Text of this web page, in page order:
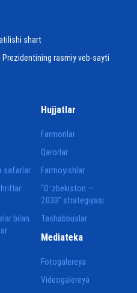
shart
rasmiy veb-sayti
safarlar
bilan
Hujjatlar
Farmonlar
Qarorlar
Farmoyishlar
“Oʻzbekiston —
2030” strategiyasi
Tashabbuslar
Mediateka
Fotogalereya
Videogalereya